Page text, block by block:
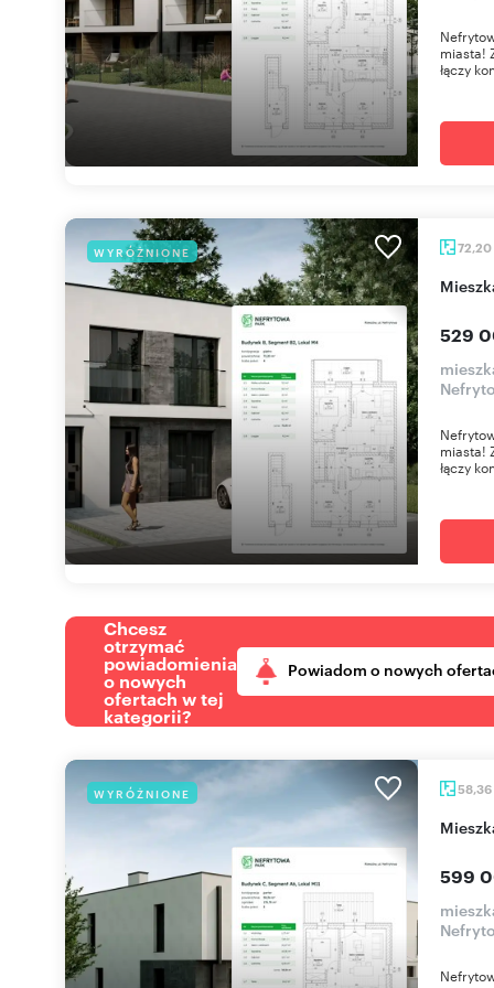
miasta!
łączy
WYRÓŻNIONE 72,20
529
miasta!
łączy
Chcesz
otrzymać
powiadomienia
o nowych
ofertach w tej
kategorii?
Powiadom o nowych
WYRÓŻNIONE 58,36
599